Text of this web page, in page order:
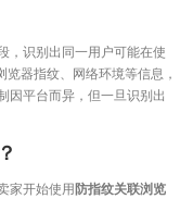
，识别出同一用户可能在使
器指纹、网络环境等信息，
因平台而异，但一旦识别出
家开始使用防指纹关联浏览